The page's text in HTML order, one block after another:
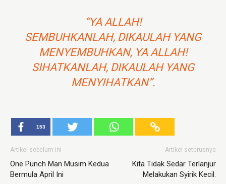
“YA ALLAH!
SEMBUHKANLAH, DIKAULAH YANG
MENYEMBUHKAN, YA ALLAH!
SIHATKANLAH, DIKAULAH YANG
MENYIHATKAN”.
153
Artikel sebelum ini
One Punch Man Musim Kedua
Bermula April Ini
Artikel seterusnya
Kita Tidak Sedar Terlanjur
Melakukan Syirik Kecil.